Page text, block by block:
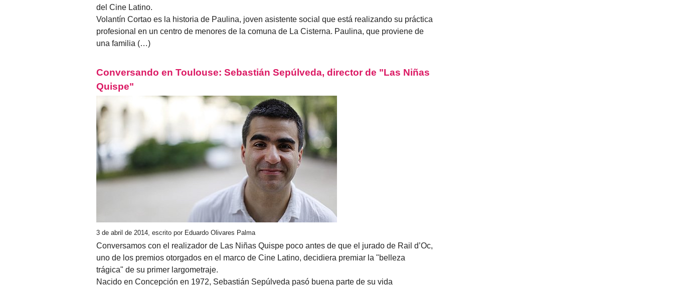
del Cine Latino.
Volantín Cortao es la historia de Paulina, joven asistente social que está realizando su práctica
profesional en un centro de menores de la comuna de La Cisterna. Paulina, que proviene de
una familia (…)
Conversando en Toulouse: Sebastián Sepúlveda, director de "Las Niñas
Quispe"
3 de abril de 2014, escrito por Eduardo Olivares Palma
Conversamos con el realizador de Las Niñas Quispe poco antes de que el jurado de Rail d’Oc,
uno de los premios otorgados en el marco de Cine Latino, decidiera premiar la "belleza
trágica" de su primer largometraje.
Nacido en Concepción en 1972, Sebastián Sepúlveda pasó buena parte de su vida